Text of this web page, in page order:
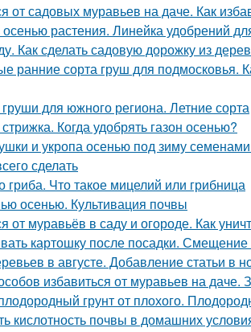
от садовых муравьев на даче. Как
растения. Линейка удобрений
Как сделать садовую дорожку из
ранние сорта груш для подмосковья.
для южного региона. Летние сорта
Когда удобрять газон осенью?
и укропа осенью под зиму
сделать
гриба. Что такое мицелий или грибница
осенью. Культивация почвы
от муравьёв в саду и огороде. Как
картошку после посадки. Смещение
в августе. Добавление статьи в
избавиться от муравьев на
грунт от плохого.
кислотность почвы в домашних